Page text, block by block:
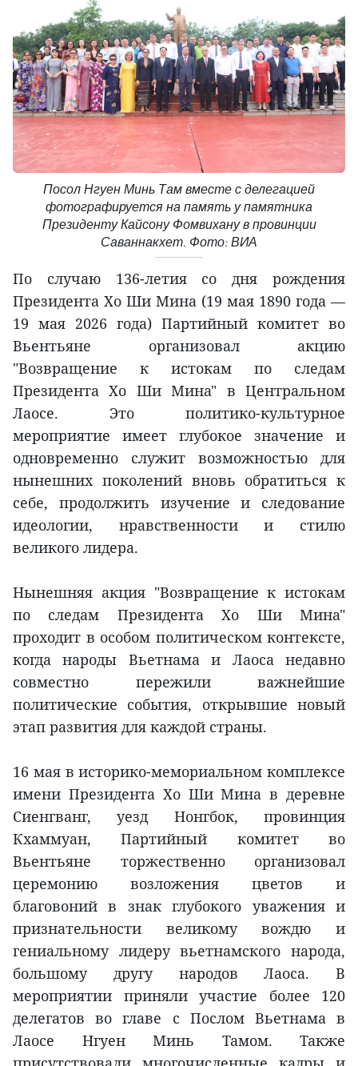
Посол Нгуен Минь Там вместе с делегацией
фотографируется на память у памятника
Президенту Кайсону Фомвихану в провинции
Саваннакхет. Фото: ВИА
По случаю 136-летия со дня рождения
Президента Хо Ши Мина (19 мая 1890 года —
19 мая 2026 года) Партийный комитет во
Вьентьяне организовал акцию
"Возвращение к истокам по следам
Президента Хо Ши Мина" в Центральном
Лаосе. Это политико-культурное
мероприятие имеет глубокое значение и
одновременно служит возможностью для
нынешних поколений вновь обратиться к
себе, продолжить изучение и следование
идеологии, нравственности и стилю
великого лидера.
Нынешняя акция "Возвращение к истокам
по следам Президента Хо Ши Мина"
проходит в особом политическом контексте,
когда народы Вьетнама и Лаоса недавно
совместно пережили важнейшие
политические события, открывшие новый
этап развития для каждой страны.
16 мая в историко-мемориальном комплексе
имени Президента Хо Ши Мина в деревне
Сиенгванг, уезд Нонгбок, провинция
Кхаммуан, Партийный комитет во
Вьентьяне торжественно организовал
церемонию возложения цветов и
благовоний в знак глубокого уважения и
признательности великому вождю и
гениальному лидеру вьетнамского народа,
большому другу народов Лаоса. В
мероприятии приняли участие более 120
делегатов во главе с Послом Вьетнама в
Лаосе Нгуен Минь Тамом. Также